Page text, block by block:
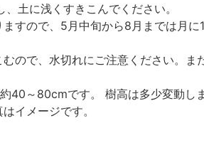
土に浅くすきこんでください。
すので、5月中旬から8月までは月
ので、水切れにご注意ください。ま
40～80cmです。 樹高は多少変動し
イメージです。